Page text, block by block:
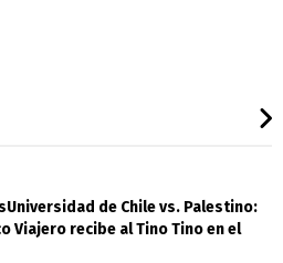
de Chile vs. Palestino:
Viajero recibe al Tino Tino en el